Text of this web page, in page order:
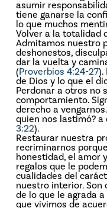
asumir
tiene ganarse la
lo que muchos
Volver a la totalidad
Admitamos nuestro
deshonestos,
dar la vuelta y
(Proverbios 4:24-27).
de Dios y lo que el
Perdonar a otros no
comportamiento.
derecho a
quien nos lastimó? a
3:22).
Restaurar nuestra
recriminarnos
honestidad, el amor
regalos que le
cualidades del
nuestro interior. Son
de lo que le agrada a
que vivimos de